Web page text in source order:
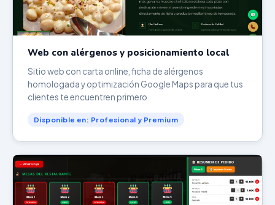
Web con alérgenos y posicionamiento local
Sitio web con carta online, ficha de alérgenos
homologada y optimización Google Maps para que tus
clientes te encuentren primero.
Disponible en: Profesional y Premium